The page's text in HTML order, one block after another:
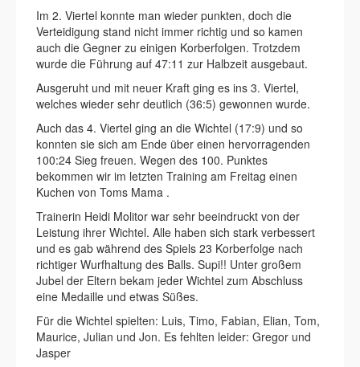
Im 2. Viertel konnte man wieder punkten, doch die
Verteidigung stand nicht immer richtig und so kamen
auch die Gegner zu einigen Korberfolgen. Trotzdem
wurde die Führung auf 47:11 zur Halbzeit ausgebaut.
Ausgeruht und mit neuer Kraft ging es ins 3. Viertel,
welches wieder sehr deutlich (36:5) gewonnen wurde.
Auch das 4. Viertel ging an die Wichtel (17:9) und so
konnten sie sich am Ende über einen hervorragenden
100:24 Sieg freuen. Wegen des 100. Punktes
bekommen wir im letzten Training am Freitag einen
Kuchen von Toms Mama .
Trainerin Heidi Molitor war sehr beeindruckt von der
Leistung ihrer Wichtel. Alle haben sich stark verbessert
und es gab während des Spiels 23 Korberfolge nach
richtiger Wurfhaltung des Balls. Supi!! Unter großem
Jubel der Eltern bekam jeder Wichtel zum Abschluss
eine Medaille und etwas Süßes.
Für die Wichtel spielten: Luis, Timo, Fabian, Elian, Tom,
Maurice, Julian und Jon. Es fehlten leider: Gregor und
Jasper